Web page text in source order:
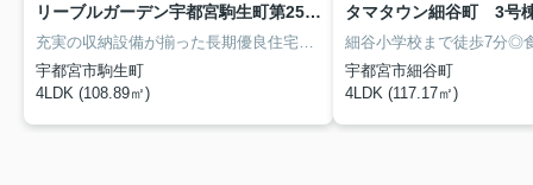
リーブルガーデン宇都宮駒生町第25 1号棟
宇都宮市駒生町
4LDK (108.89㎡)
タマタウン細谷町 3号
宇都宮市細谷町
4LDK (117.17㎡)